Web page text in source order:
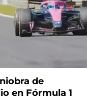
de
en Fórmula 1